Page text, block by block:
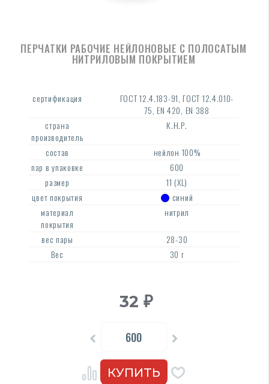
ПЕРЧАТКИ РАБОЧИЕ НЕЙЛОНОВЫЕ С ПОЛОСАТЫМ
НИТРИЛОВЫМ ПОКРЫТИЕМ
сертификация
ГОСТ 12.4.183-91, ГОСТ 12.4.010-
75, EN 420, EN 388
страна
производитель
К.Н.Р.
состав
нейлон 100%
пар в упаковке
600
размер
11 (XL)
цвет покрытия
синий
материал
покрытия
нитрил
вес пары
28-30
Вес
30 г
32 ₽